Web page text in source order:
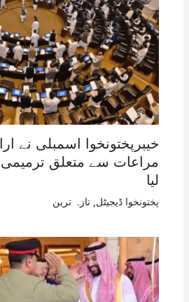
خیبرپختونخوا اسمبلی نے
مراعات سے متعلق
لیا
پختونخوا ڈیجیٹل تازہ ترین